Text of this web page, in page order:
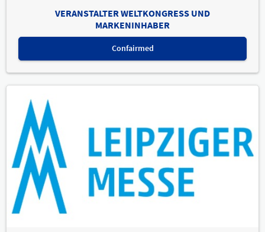
VERANSTALTER WELTKONGRESS UND
MARKENINHABER
Confairmed